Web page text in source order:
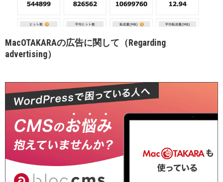
MacOTAKARAの広告に関して（Regarding
advertising）